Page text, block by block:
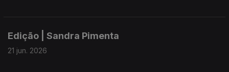
Edição | Sandra Pimenta
21 jun. 2026